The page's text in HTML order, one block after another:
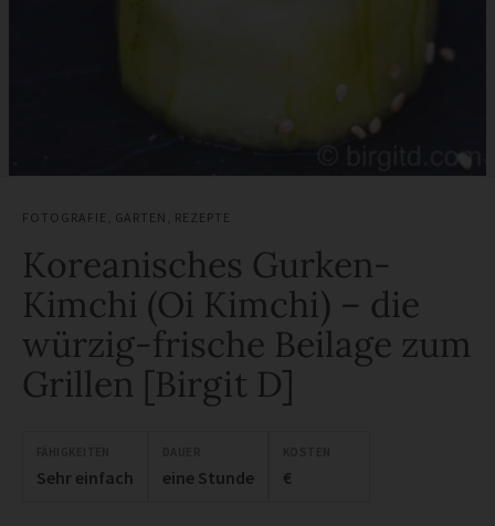
FOTOGRAFIE GARTEN REZEPTE
Koreanisches Gurken-
Kimchi (Oi Kimchi) – die
würzig-frische Beilage zum
Grillen [Birgit D]
Sehr einfach eine Stunde €